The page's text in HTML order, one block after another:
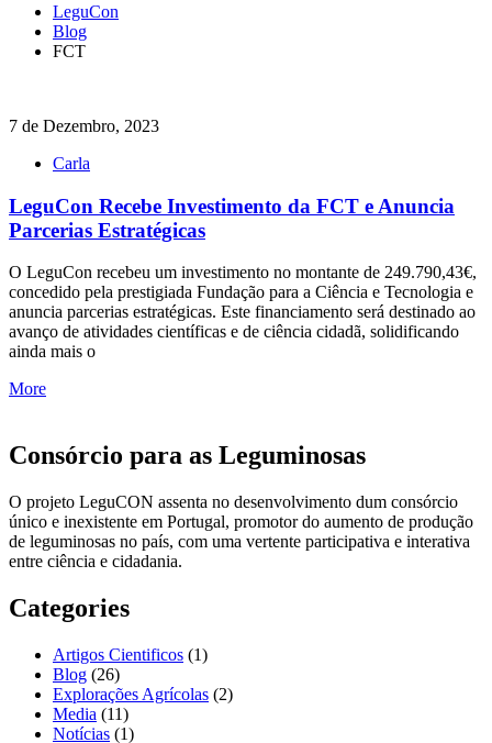
LeguCon
Blog
FCT
7 de Dezembro, 2023
Carla
LeguCon Recebe Investimento da FCT e Anuncia
Parcerias Estratégicas
O LeguCon recebeu um investimento no montante de 249.790,43€,
concedido pela prestigiada Fundação para a Ciência e Tecnologia e
anuncia parcerias estratégicas. Este financiamento será destinado ao
avanço de atividades científicas e de ciência cidadã, solidificando
ainda mais o
More
Consórcio para as Leguminosas
O projeto LeguCON assenta no desenvolvimento dum consórcio
único e inexistente em Portugal, promotor do aumento de produção
de leguminosas no país, com uma vertente participativa e interativa
entre ciência e cidadania.
Categories
Artigos Cientificos (1)
Blog (26)
Explorações Agrícolas (2)
Media (11)
Notícias (1)